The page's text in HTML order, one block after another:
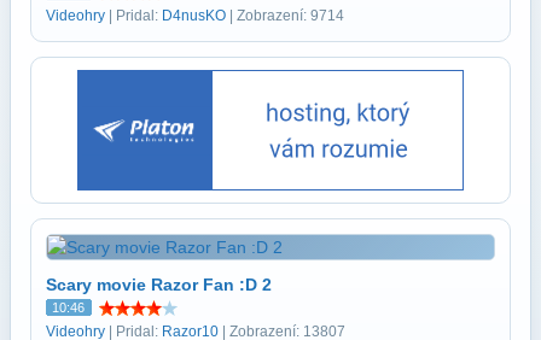
Videohry | Pridal: D4nusKO | Zobrazení: 9714
Scary movie Razor Fan :D 2
10:46
Videohry | Pridal: Razor10 | Zobrazení: 13807